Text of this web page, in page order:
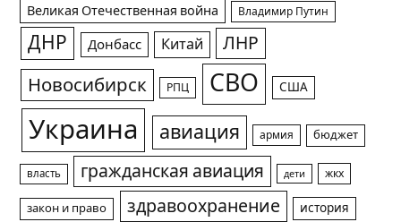
Великая Отечественная война Владимир Путин
ДНР Донбасс Китай ЛНР
Новосибирск РПЦ СВО США
Украина авиация армия бюджет
власть гражданская авиация дети жкх
закон и право здравоохранение история